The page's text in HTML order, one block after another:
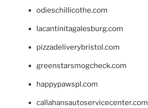
odieschillicothe.com
lacantinitagalesburg.com
pizzadeliverybristol.com
greenstarsmogcheck.com
happypawspl.com
callahansautoservicecenter.com